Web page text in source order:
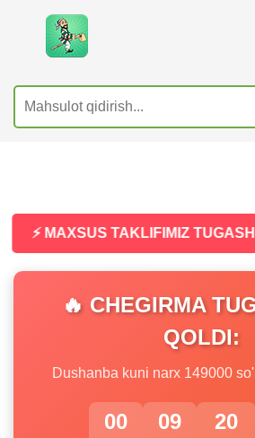
⚡ MAXSUS TAKLIFIMIZ
🔥 CHEGIRMA
QOLDI:
Dushanba kuni narx 149000
00 09 20